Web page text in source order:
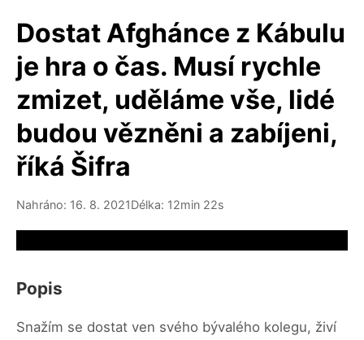
Dostat Afghánce z Kábulu
je hra o čas. Musí rychle
zmizet, uděláme vše, lidé
budou vězněni a zabíjeni,
říká Šifra
Nahráno: 16. 8. 2021Délka: 12min 22s
Popis
Snažím se dostat ven svého bývalého kolegu, živí